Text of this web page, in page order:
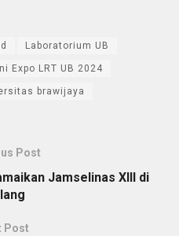
Laboratorium UB
Expo LRT UB 2024
brawijaya
Post
Jamselinas XIII di
Post